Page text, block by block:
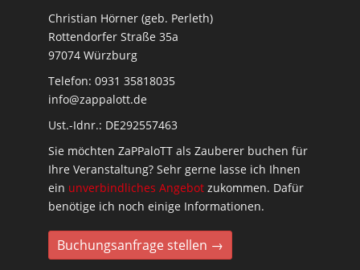
Christian Hörner (geb. Perleth)
Rottendorfer Straße 35a
97074 Würzburg
Telefon: 0931 35818035
info@zappalott.de
Ust.-Idnr.: DE292557463
Sie möchten ZaPPaloTT als Zauberer buchen für
Ihre Veranstaltung? Sehr gerne lasse ich Ihnen
ein unverbindliches Angebot zukommen. Dafür
benötige ich noch einige Informationen.
Buchungsanfrage stellen →